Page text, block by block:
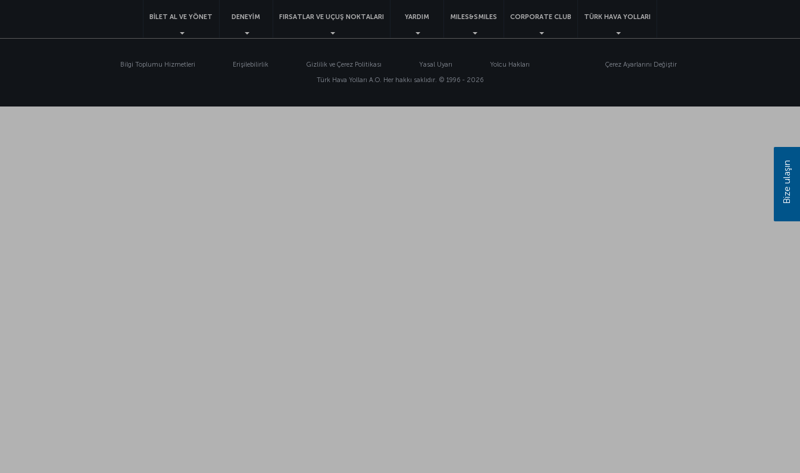
BİLET AL VE YÖNET DENEYİM FIRSATLAR VE UÇUŞ NOKTALARI YARDIM MILES&SMILES CORPORATE CLUB TÜRK HAVA YOLLARI
Bilgi Toplumu Hizmetleri Erişilebilirlik Gizlilik ve Çerez Politikası Yasal Uyarı Yolcu Hakları
Çerez Ayarlarını Değiştir
Türk Hava Yolları A.O. Her hakkı saklıdır. © 1996 - 2026
Bize ulaşın